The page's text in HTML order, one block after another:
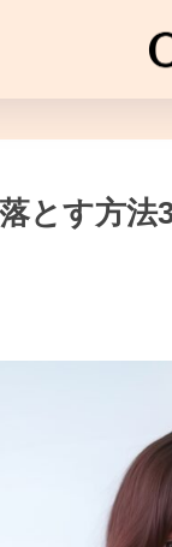
とす方法